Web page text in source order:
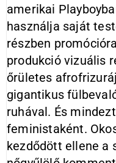
amerikai
használja saját
részben
produkció vizuális
őrületes
gigantikus
ruhával. És
feministaként.
kezdődött ellene a